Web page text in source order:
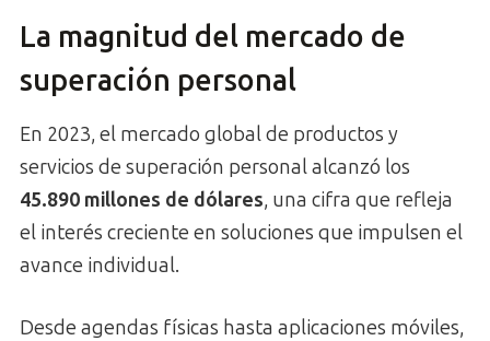
La magnitud del mercado de
superación personal
En 2023, el mercado global de productos y
servicios de superación personal alcanzó los
45.890 millones de dólares, una cifra que refleja
el interés creciente en soluciones que impulsen el
avance individual.
Desde agendas físicas hasta aplicaciones móviles,